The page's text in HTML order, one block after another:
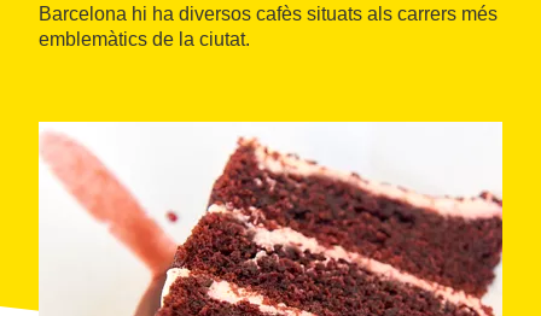
Barcelona hi ha diversos cafès situats als carrers més
emblemàtics de la ciutat.